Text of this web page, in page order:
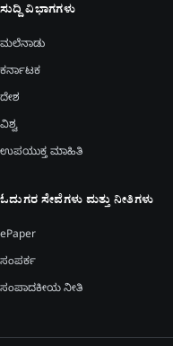
ಸುದ್ದಿ ವಿಭಾಗಗಳು
ಮಲೆನಾಡು
ಕರ್ನಾಟಕ
ದೇಶ
ವಿಶ್ವ
ಉಪಯುಕ್ತ ಮಾಹಿತಿ
ಓದುಗರ ಸೇವೆಗಳು ಮತ್ತು ನೀತಿಗಳು
ePaper
ಸಂಪರ್ಕ
ಸಂಪಾದಕೀಯ ನೀತಿ